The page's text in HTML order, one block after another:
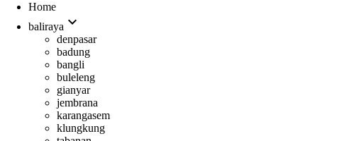
Home
baliraya expand_more
denpasar
badung
bangli
buleleng
gianyar
jembrana
karangasem
klungkung